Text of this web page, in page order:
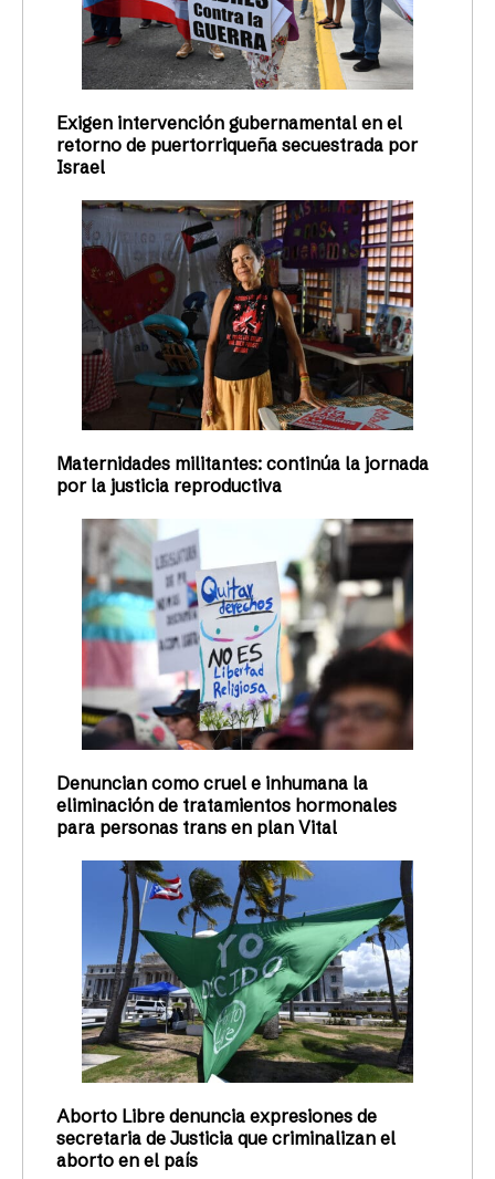
Exigen intervención gubernamental en el
retorno de puertorriqueña secuestrada por
Israel
Maternidades militantes: continúa la jornada
por la justicia reproductiva
Denuncian como cruel e inhumana la
eliminación de tratamientos hormonales
para personas trans en plan Vital
Aborto Libre denuncia expresiones de
secretaria de Justicia que criminalizan el
aborto en el país